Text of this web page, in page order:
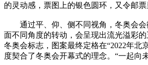
的灵动感，票图上的银色圆环，又令邮票
通过平、仰、侧不同视角，冬奥会会
面不同角度的转动，会呈现出流光溢彩
冬奥会标志，图案最终定格在“2022年
度契合了冬奥会开幕式的理念。“一起向